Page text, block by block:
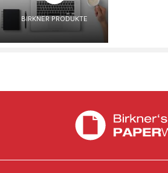
BIRKNER PRODUKTE